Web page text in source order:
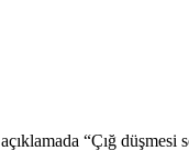
“Çığ düşmesi